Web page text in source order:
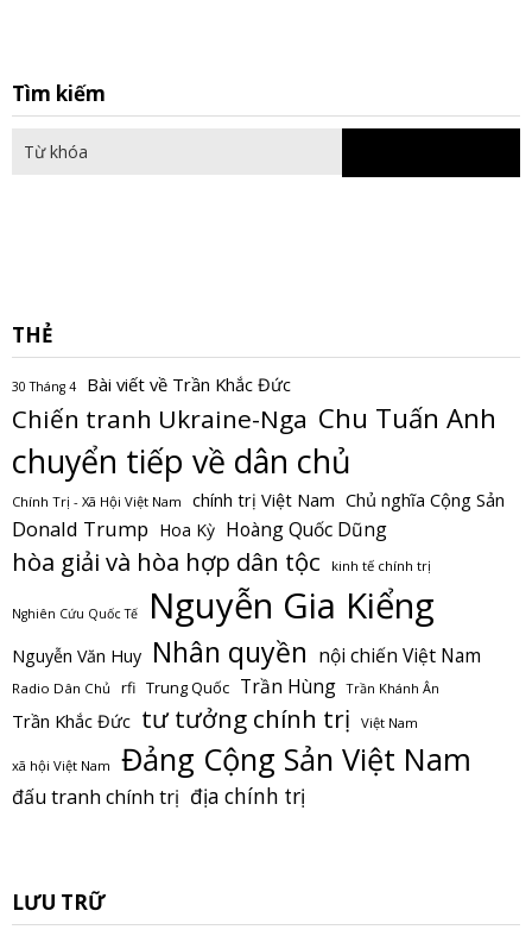
Tìm kiếm
THẺ
30 Tháng 4 Bài viết về Trần Khắc Đức
Chiến tranh Ukraine-Nga Chu Tuấn Anh
chuyển tiếp về dân chủ
Chính Trị - Xã Hội Việt Nam chính trị Việt Nam Chủ nghĩa Cộng Sản
Donald Trump Hoa Kỳ Hoàng Quốc Dũng
hòa giải và hòa hợp dân tộc kinh tế chính trị
Nghiên Cứu Quốc Tế Nguyễn Gia Kiểng
Nguyễn Văn Huy Nhân quyền nội chiến Việt Nam
Radio Dân Chủ rfi Trung Quốc Trần Hùng Trần Khánh Ân
Trần Khắc Đức tư tưởng chính trị Việt Nam
xã hội Việt Nam Đảng Cộng Sản Việt Nam
đấu tranh chính trị địa chính trị
LƯU TRỮ